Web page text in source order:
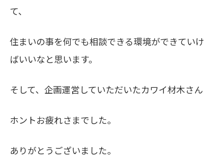
て、
住まいの事を何でも相談できる環境ができていけ
ばいいなと思います。
そして、企画運営していただいたカワイ材木さん
ホントお疲れさまでした。
ありがとうございました。